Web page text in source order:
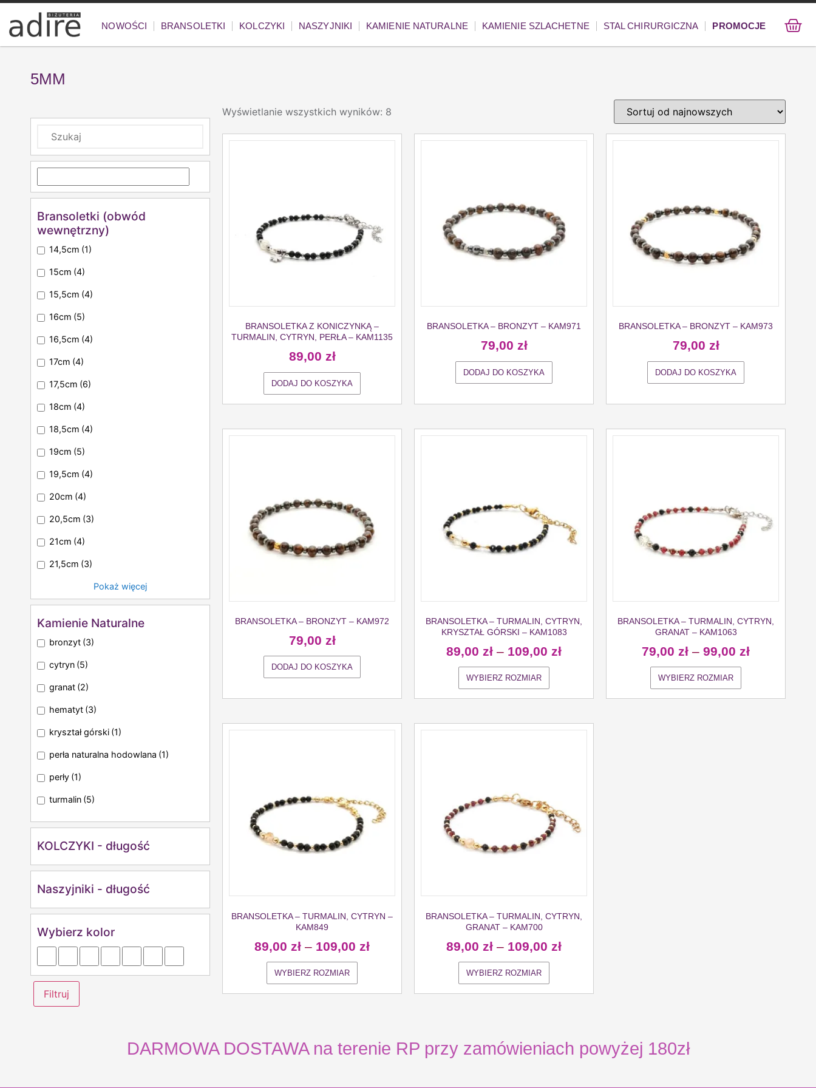
NOWOŚCI BRANSOLETKI KOLCZYKI NASZYJNIKI KAMIENIE NATURALNE KAMIENIE SZLACHETNE STAL CHIRURGICZNA PROMOCJE
5MM
Bransoletki (obwód
wewnętrzny)
14,5cm (1)
15cm (4)
15,5cm (4)
16cm (5)
16,5cm (4)
17cm (4)
17,5cm (6)
18cm (4)
18,5cm (4)
19cm (5)
19,5cm (4)
20cm (4)
20,5cm (3)
21cm (4)
21,5cm (3)
Pokaż więcej
Kamienie Naturalne
bronzyt (3)
cytryn (5)
granat (2)
hematyt (3)
kryształ górski (1)
perła naturalna hodowlana (1)
perły (1)
turmalin (5)
KOLCZYKI - długość
Naszyjniki - długość
Wybierz kolor
Filtruj
Wyświetlanie wszystkich wyników: 8
BRANSOLETKA Z KONICZYNKĄ –
TURMALIN, CYTRYN, PERŁA – KAM1135
89,00 zł
DODAJ DO KOSZYKA
BRANSOLETKA – BRONZYT – KAM971
79,00 zł
DODAJ DO KOSZYKA
BRANSOLETKA – BRONZYT – KAM973
79,00 zł
DODAJ DO KOSZYKA
BRANSOLETKA – BRONZYT – KAM972
79,00 zł
DODAJ DO KOSZYKA
BRANSOLETKA – TURMALIN, CYTRYN,
KRYSZTAŁ GÓRSKI – KAM1083
89,00 zł – 109,00 zł
WYBIERZ ROZMIAR
BRANSOLETKA – TURMALIN, CYTRYN,
GRANAT – KAM1063
79,00 zł – 99,00 zł
WYBIERZ ROZMIAR
BRANSOLETKA – TURMALIN, CYTRYN –
KAM849
89,00 zł – 109,00 zł
WYBIERZ ROZMIAR
BRANSOLETKA – TURMALIN, CYTRYN,
GRANAT – KAM700
89,00 zł – 109,00 zł
WYBIERZ ROZMIAR
DARMOWA DOSTAWA na terenie RP przy zamówieniach powyżej 180zł